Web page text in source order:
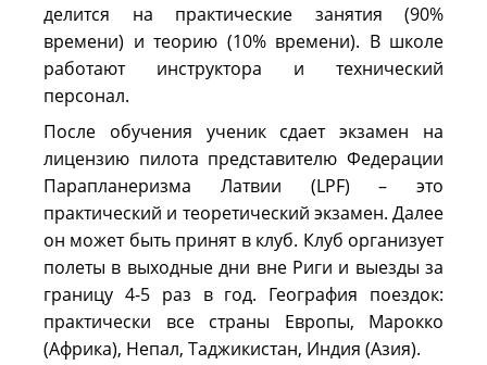
делится на практические занятия (90%
времени) и теорию (10% времени). В школе
работают инструктора и технический
персонал.
После обучения ученик сдает экзамен на
лицензию пилота представителю Федерации
Парапланеризма Латвии (LPF) – это
практический и теоретический экзамен. Далее
он может быть принят в клуб. Клуб организует
полеты в выходные дни вне Риги и выезды за
границу 4-5 раз в год. География поездок:
практически все страны Европы, Марокко
(Африка), Непал, Таджикистан, Индия (Азия).